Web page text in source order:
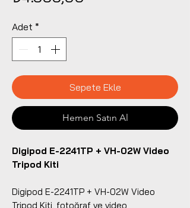
Adet *
Sepete Ekle
Hemen Satın Al
Digipod E-2241TP + VH-02W Video
Tripod Kiti
Digipod E-2241TP + VH-02W Video
Tripod Kiti, fotoğraf ve video